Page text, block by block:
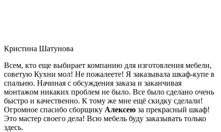
Кристина Шатунова
Всем, кто еще выбирает компанию для изготовления мебели,
советую Кухни мол! Не пожалеете! Я заказывала шкаф-купе в
спальню. Начиная с обсуждения заказа и заканчивая
монтажом никаких проблем не было. Все было сделано очень
быстро и качественно. К тому же мне ещё скидку сделали!
Огромное спасибо сборщику Алексею за прекрасный шкаф!
Это мастер своего дела! Всю мебель буду заказывать только
здесь.